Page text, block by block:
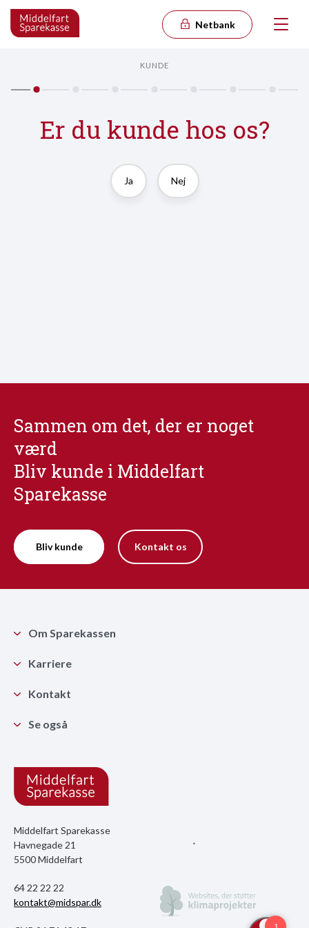
Netbank
KUNDE
Er du kunde hos os?
Ja Nej
Sammen om det, der er noget
værd
Bliv kunde i Middelfart
Sparekasse
Bliv kunde Kontakt os
Middelfart Sparekasse
Havnegade 21
5500 Middelfart
64 22 22 22
kontakt@midspar.dk
Om Sparekassen
Karriere
Kontakt
Se også